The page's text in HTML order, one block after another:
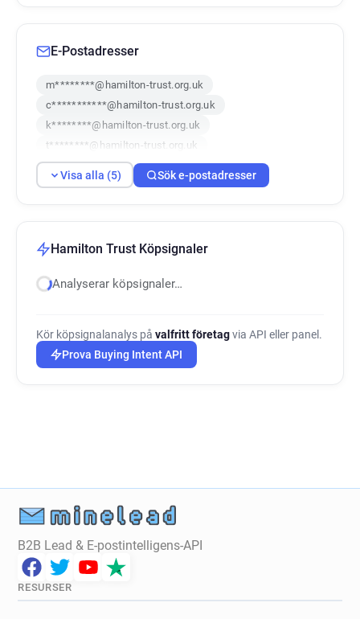
E-Postadresser
m********@hamilton-trust.org.uk
c***********@hamilton-trust.org.uk
k********@hamilton-trust.org.uk
t********@hamilton-trust.org.uk
k*******@hamilton-trust.org.uk
Visa alla (5) Sök e-postadresser
Hamilton Trust Köpsignaler
Analyserar köpsignaler…
Kör köpsignalanalys på valfritt företagvia API eller panel.
Prova Buying Intent API
B2B Lead & E-postintelligens-API
RESURSER